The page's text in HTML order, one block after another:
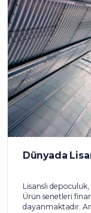
Dünyada
Lisanslı
Ürün senetleri
dayanmaktadır.